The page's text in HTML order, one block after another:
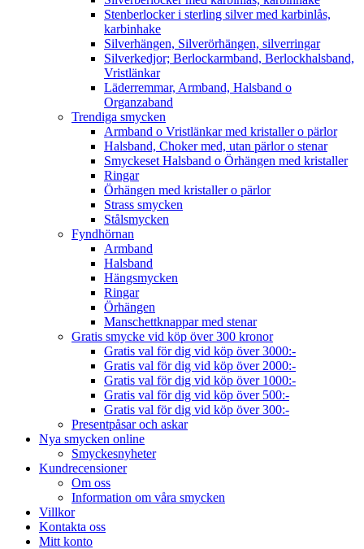
Stenberlocker i sterling silver med karbinlås,
karbinhake
Silverhängen, Silverörhängen, silverringar
Silverkedjor; Berlockarmband, Berlockhalsband,
Vristlänkar
Läderremmar, Armband, Halsband o
Organzaband
Trendiga smycken
Armband o Vristlänkar med kristaller o pärlor
Halsband, Choker med, utan pärlor o stenar
Smyckeset Halsband o Örhängen med kristaller
Ringar
Örhängen med kristaller o pärlor
Strass smycken
Stålsmycken
Fyndhörnan
Armband
Halsband
Hängsmycken
Ringar
Örhängen
Manschettknappar med stenar
Gratis smycke vid köp över 300 kronor
Gratis val för dig vid köp över 3000:-
Gratis val för dig vid köp över 2000:-
Gratis val för dig vid köp över 1000:-
Gratis val för dig vid köp över 500:-
Gratis val för dig vid köp över 300:-
Presentpåsar och askar
Nya smycken online
Smyckesnyheter
Kundrecensioner
Om oss
Information om våra smycken
Villkor
Kontakta oss
Mitt konto